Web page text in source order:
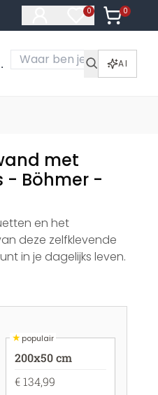
0
Artikelen in
0
Artikelen
AI
met
- Böhmer -
en het
deze zelfklevende
in je dagelijks leven.
★populair
200x50 cm
€ 134,99